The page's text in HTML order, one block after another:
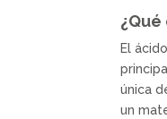
El
única
un